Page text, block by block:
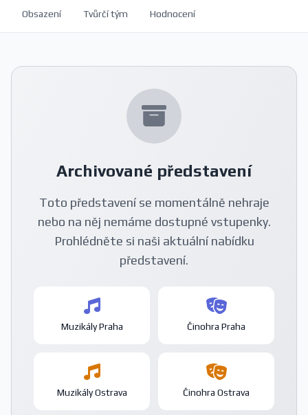
Obsazení Tvůrčí tým Hodnocení
Archivované představení
Toto představení se momentálně nehraje
nebo na něj nemáme dostupné vstupenky.
Prohlédněte si naši aktuální nabídku
představení.
Muzikály Praha Činohra Praha
Muzikály Ostrava Činohra Ostrava